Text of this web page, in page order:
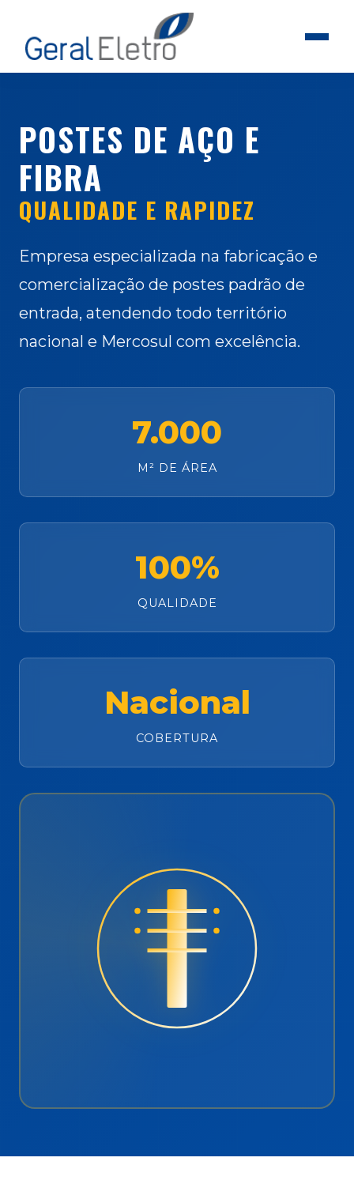
POSTES DE AÇO E
FIBRA
QUALIDADE E RAPIDEZ
Empresa especializada na fabricação e
comercialização de postes padrão de
entrada, atendendo todo território
nacional e Mercosul com excelência.
7.000
M² DE ÁREA
100%
QUALIDADE
Nacional
COBERTURA